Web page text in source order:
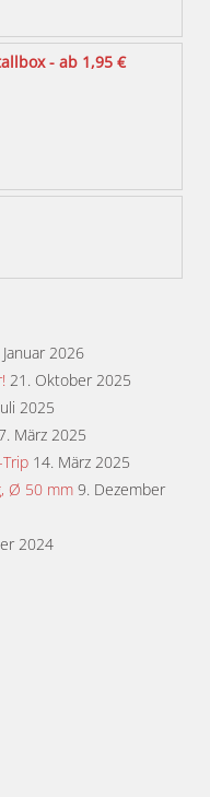
können
werden
- ab 1,95 €
2026
21. Oktober 2025
2025
März 2025
14. März 2025
Ø 50 mm 9. Dezember
2024